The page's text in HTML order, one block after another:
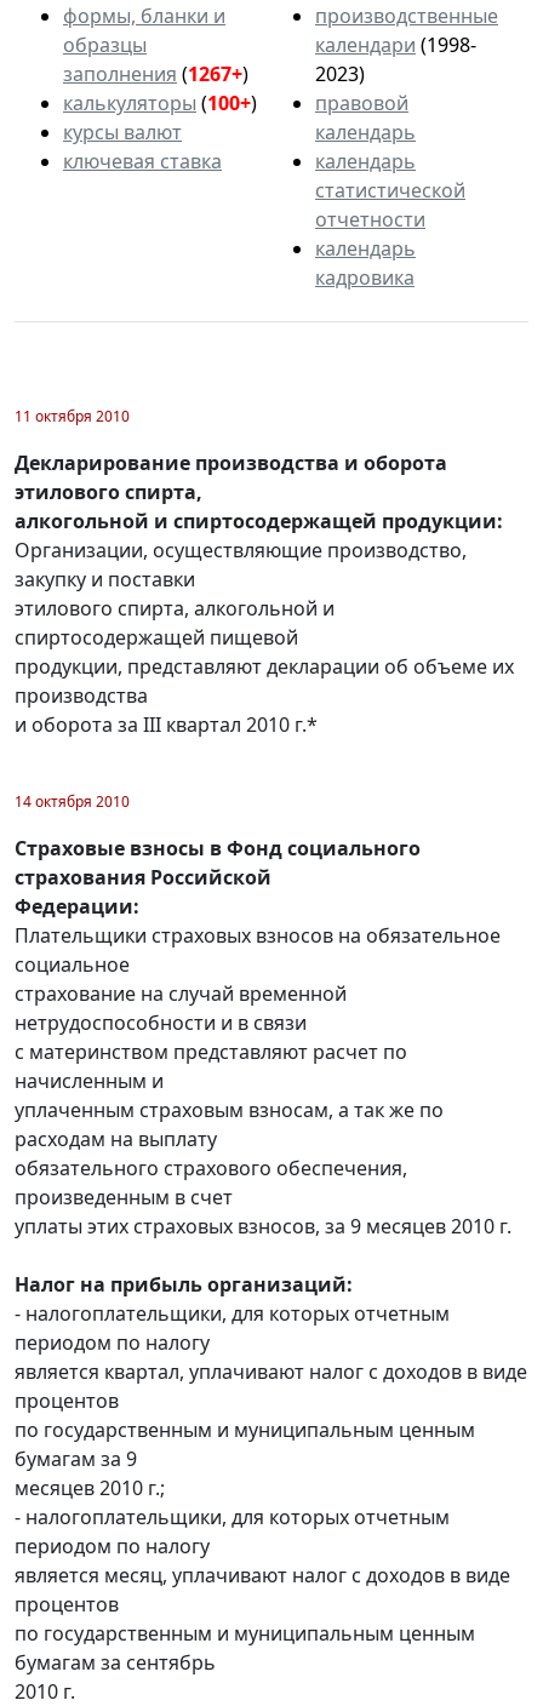
формы, бланки и
образцы
заполнения (1267+)
калькуляторы (100+)
курсы валют
ключевая ставка
производственные
календари (1998-
2023)
правовой
календарь
календарь
статистической
отчетности
календарь
кадровика
11 октября 2010
Декларирование производства и оборота
этилового спирта,
алкогольной и спиртосодержащей продукции:
Организации, осуществляющие производство,
закупку и поставки
этилового спирта, алкогольной и
спиртосодержащей пищевой
продукции, представляют декларации об объеме их
производства
и оборота за III квартал 2010 г.*
14 октября 2010
Страховые взносы в Фонд социального
страхования Российской
Федерации:
Плательщики страховых взносов на обязательное
социальное
страхование на случай временной
нетрудоспособности и в связи
с материнством представляют расчет по
начисленным и
уплаченным страховым взносам, а так же по
расходам на выплату
обязательного страхового обеспечения,
произведенным в счет
уплаты этих страховых взносов, за 9 месяцев 2010 г.
Налог на прибыль организаций:
- налогоплательщики, для которых отчетным
периодом по налогу
является квартал, уплачивают налог с доходов в виде
процентов
по государственным и муниципальным ценным
бумагам за 9
месяцев 2010 г.;
- налогоплательщики, для которых отчетным
периодом по налогу
является месяц, уплачивают налог с доходов в виде
процентов
по государственным и муниципальным ценным
бумагам за сентябрь
2010 г.